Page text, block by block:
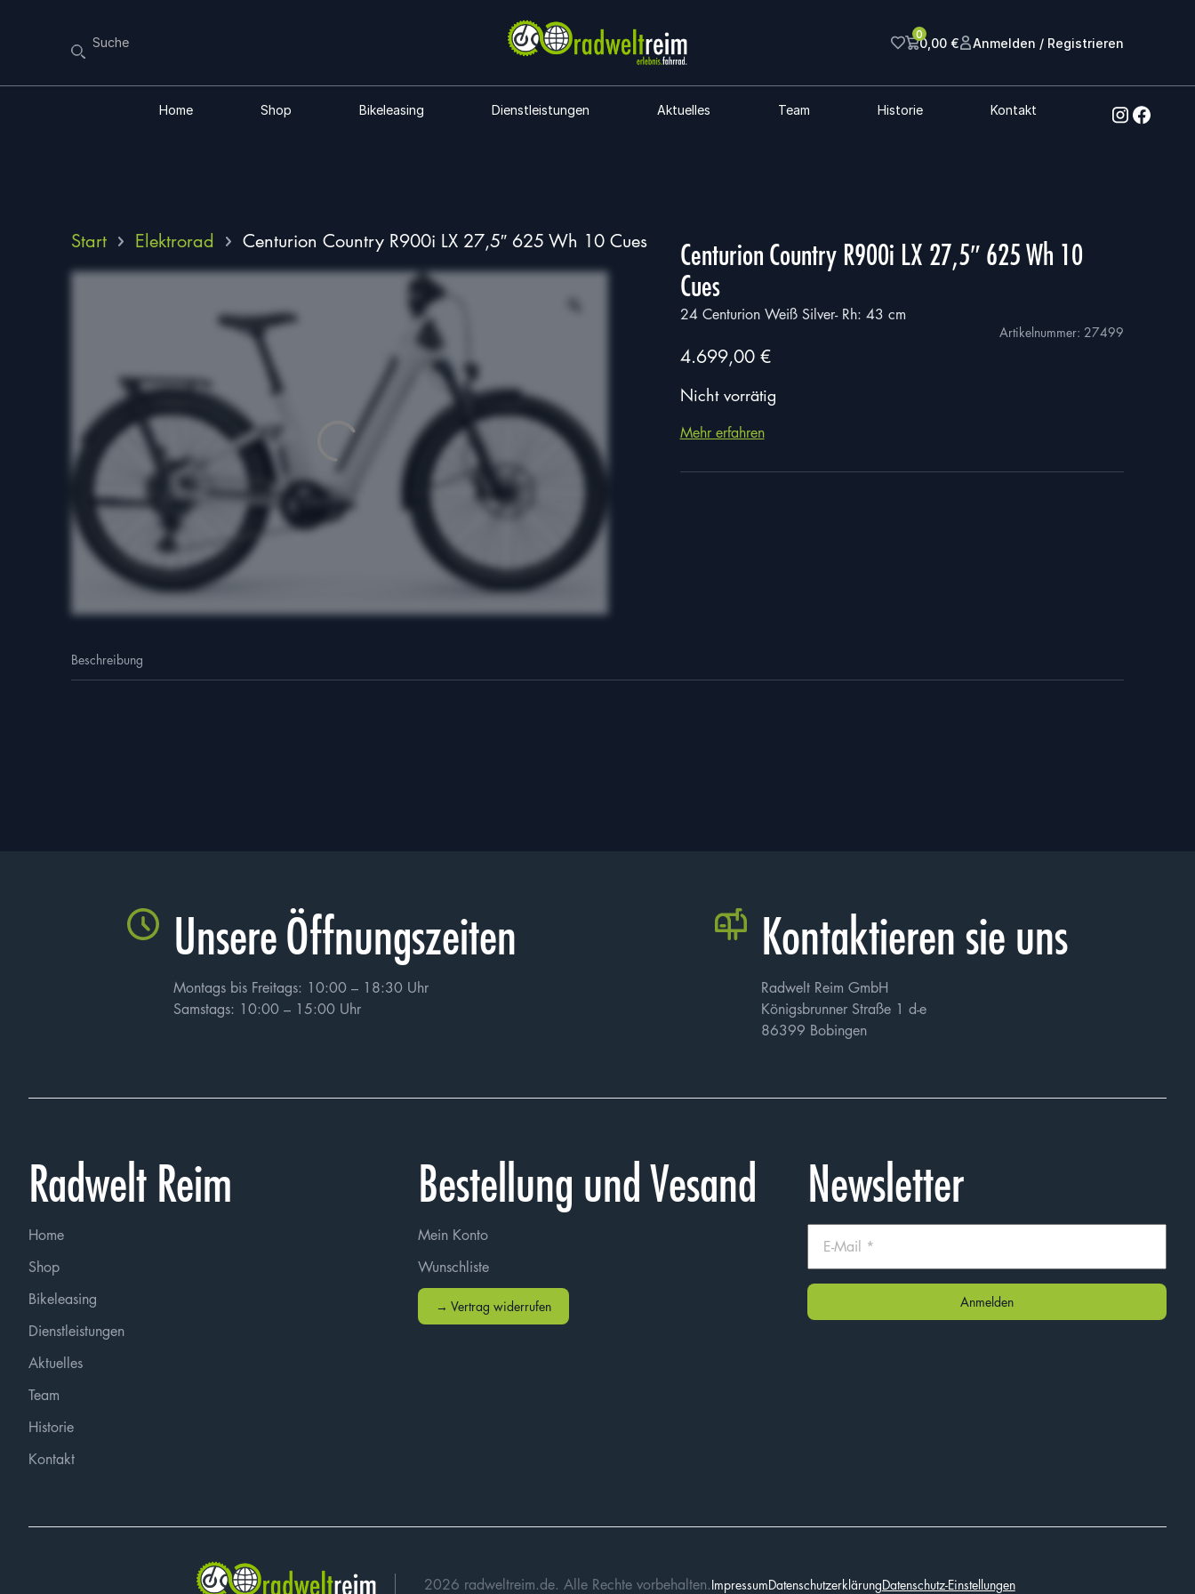
0
0,00 € Anmelden / Registrieren
Home Shop Bikeleasing Dienstleistungen Aktuelles Team Historie Kontakt
Start Elektrorad Centurion Country R900i LX 27,5″ 625 Wh 10 Cues
Centurion Country R900i LX 27,5″ 625 Wh 10
Cues
24 Centurion Weiß Silver- Rh: 43 cm
Artikelnummer: 27499
4.699,00 €
Nicht vorrätig
Mehr erfahren
Beschreibung
Unsere Öffnungszeiten
Montags bis Freitags: 10:00 – 18:30 Uhr
Samstags: 10:00 – 15:00 Uhr
Kontaktieren sie uns
Radwelt Reim GmbH
Königsbrunner Straße 1 d-e
86399 Bobingen
Radwelt Reim
Home
Shop
Bikeleasing
Dienstleistungen
Aktuelles
Team
Historie
Kontakt
Bestellung und Vesand
Mein Konto
Wunschliste
→ Vertrag widerrufen
Newsletter
2026 radweltreim.de. Alle Rechte vorbehalten.ImpressumDatenschutzerklärungDatenschutz-Einstellungen
meine personenbezogenen Daten im Rahmen des Bewerbungsverfahrens gemäß der
werden dürfen. Mir ist bewusst, dass ich meine Einwilligung jederzeit widerrufen kann, was jedoch zur Folge haben
kann, dass meine Bewerbung nicht weiter berücksichtigt werden kann.